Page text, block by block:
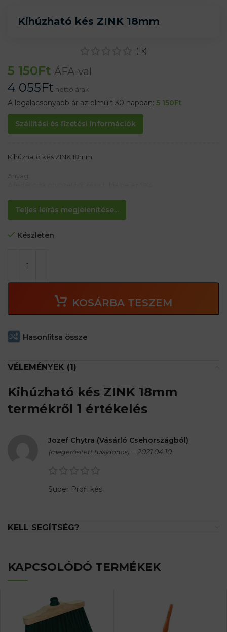
Kihúzható kés ZINK 18mm
(1x)
5 150Ft ÁFA-val
4 055Ft nettó árak
A legalacsonyabb ár az elmúlt 30 napban: 5 150Ft
Szállítási és fizetési információk
Teljes leírás megjelenítése...
Kihúzható kés ZINK 18mm
Anyag:
Készleten
KOSÁRBA TESZEM
Hasonlítsa össze
VÉLEMÉNYEK (1)
Kihúzható kés ZINK 18mm
termékről 1 értékelés
Jozef Chytra (Vásárló Csehországból)
(megerősített tulajdonos) – 2021.04.10.
Super Profi kés
KELL SEGÍTSÉG?
KAPCSOLÓDÓ TERMÉKEK